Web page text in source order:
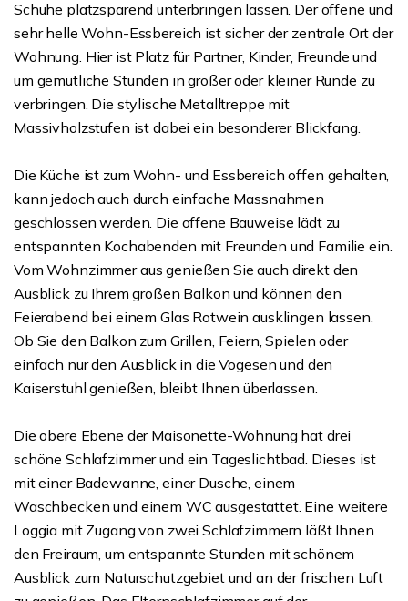
Schuhe platzsparend unterbringen lassen. Der offene und
sehr helle Wohn-Essbereich ist sicher der zentrale Ort der
Wohnung. Hier ist Platz für Partner, Kinder, Freunde und
um gemütliche Stunden in großer oder kleiner Runde zu
verbringen. Die stylische Metalltreppe mit
Massivholzstufen ist dabei ein besonderer Blickfang.
Die Küche ist zum Wohn- und Essbereich offen gehalten,
kann jedoch auch durch einfache Massnahmen
geschlossen werden. Die offene Bauweise lädt zu
entspannten Kochabenden mit Freunden und Familie ein.
Vom Wohnzimmer aus genießen Sie auch direkt den
Ausblick zu Ihrem großen Balkon und können den
Feierabend bei einem Glas Rotwein ausklingen lassen.
Ob Sie den Balkon zum Grillen, Feiern, Spielen oder
einfach nur den Ausblick in die Vogesen und den
Kaiserstuhl genießen, bleibt Ihnen überlassen.
Die obere Ebene der Maisonette-Wohnung hat drei
schöne Schlafzimmer und ein Tageslichtbad. Dieses ist
mit einer Badewanne, einer Dusche, einem
Waschbecken und einem WC ausgestattet. Eine weitere
Loggia mit Zugang von zwei Schlafzimmern läßt Ihnen
den Freiraum, um entspannte Stunden mit schönem
Ausblick zum Naturschutzgebiet und an der frischen Luft